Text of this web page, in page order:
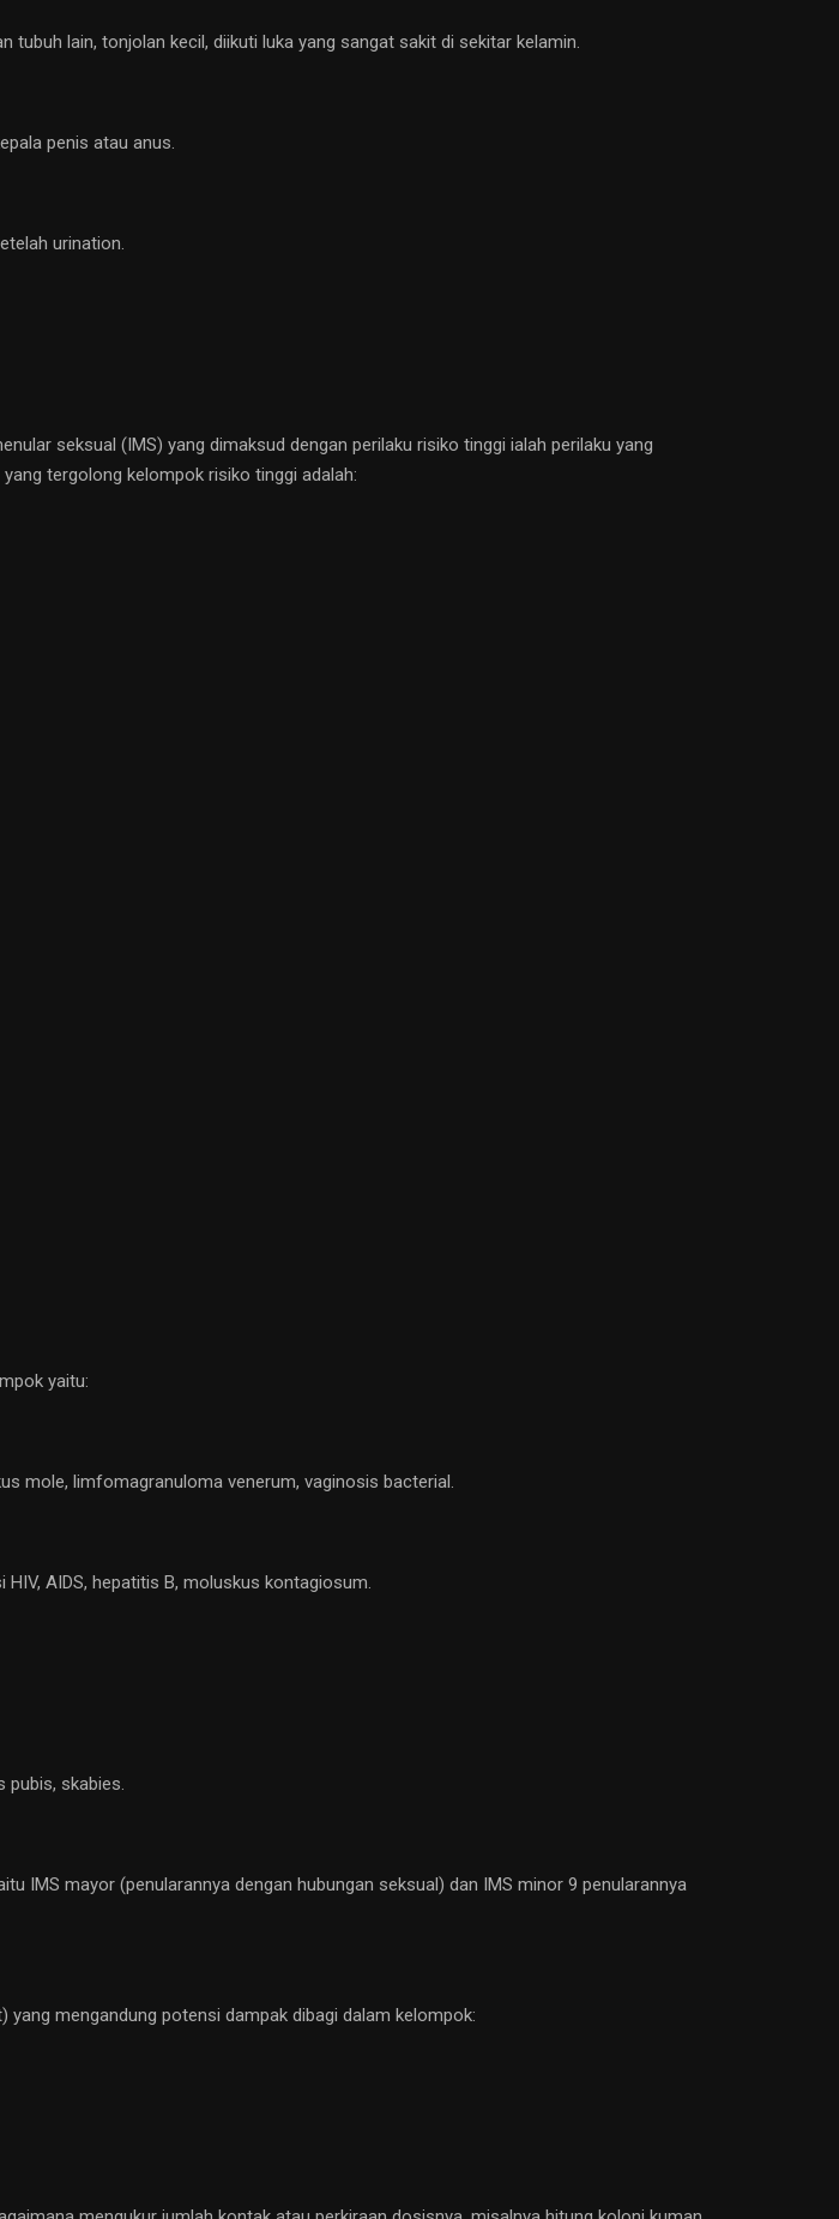
lain, tonjolan kecil, diikuti luka yang sangat sakit di sekitar kelamin.
penis atau anus.
urination.
seksual (IMS) yang dimaksud dengan perilaku risiko tinggi ialah perilaku yang
tergolong kelompok risiko tinggi adalah:
yaitu:
mole, limfomagranuloma venerum, vaginosis bacterial.
AIDS, hepatitis B, moluskus kontagiosum.
skabies.
IMS mayor (penularannya dengan hubungan seksual) dan IMS minor 9 penularannya
mengandung potensi dampak dibagi dalam kelompok: